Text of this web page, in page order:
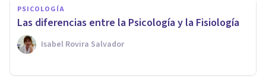
PSICOLOGÍA
Las diferencias entre la Psicología y la Fisiología
Isabel Rovira Salvador